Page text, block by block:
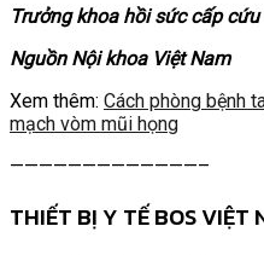
Trưởng khoa hồi sức cấp
Nguồn Nội khoa Việt Nam
Xem thêm: Cách phòng bệnh
mạch vòm mũi họng
—————————————–
THIẾT BỊ Y TẾ BOS VIỆT